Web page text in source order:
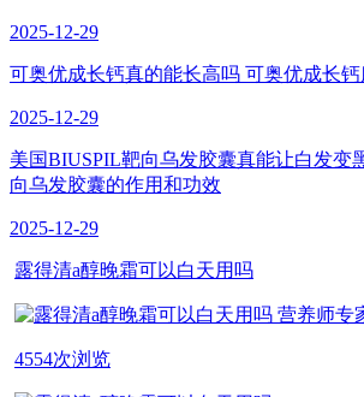
2025-12-29
可奥优成长钙真的能长高吗 可奥优成长
2025-12-29
美国BIUSPIL靶向乌发胶囊真能让白发变
向乌发胶囊的作用和功效
2025-12-29
露得清a醇晚霜可以白天用吗
营养师专
4554次浏览